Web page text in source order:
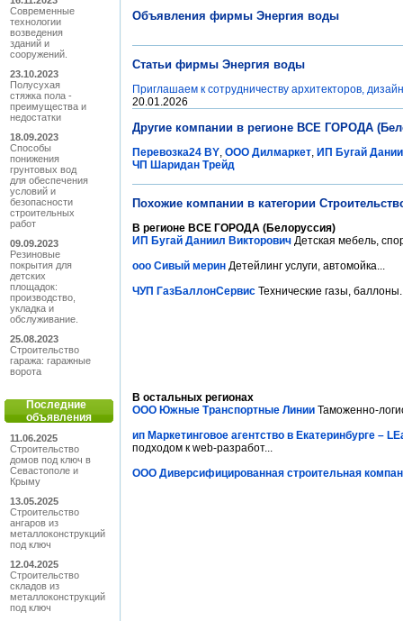
Современные
технологии
возведения
зданий и
сооружений.
23.10.2023
Полусухая
стяжка пола -
преимущества и
недостатки
18.09.2023
Способы
понижения
грунтовых вод
для обеспечения
условий и
безопасности
строительных
работ
09.09.2023
Резиновые
покрытия для
детских
площадок:
производство,
укладка и
обслуживание.
25.08.2023
Строительство
гаража: гаражные
ворота
Последние
объявления
11.06.2025
Строительство
домов под ключ в
Севастополе и
Крыму
13.05.2025
Строительство
ангаров из
металлоконструкций
под ключ
12.04.2025
Строительство
складов из
металлоконструкций
под ключ
Объявления фирмы Энергия воды
Статьи фирмы Энергия воды
Приглашаем к сотрудничеству архитекторов,
20.01.2026
Другие компании в регионе ВСЕ ГОРОДА
Перевозка24 BY, ООО Дилмаркет, ИП Бугай
ЧП Шаридан Трейд
Похожие компании в категории
В регионе ВСЕ ГОРОДА (Белоруссия)
ИП Бугай Даниил Викторович Детская мебель,
ооо Сивый мерин Детейлинг услуги, автомойка...
ЧУП ГазБаллонСервис Технические газы,
В остальных регионах
ООО Южные Транспортные Линии Таможенно-
ип Маркетинговое агентство в Екатеринбурге –
подходом к web-разработ...
ООО Диверсифицированная строительная